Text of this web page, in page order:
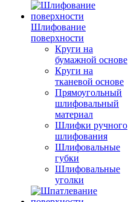
Шлифование
поверхности
Круги на
бумажной основе
Круги на
тканевой основе
Прямоугольный
шлифовальный
материал
Шлифки ручного
шлифования
Шлифовальные
губки
Шлифовальные
уголки